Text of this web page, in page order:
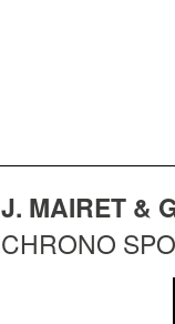
J. MAIRET &
CHRONO